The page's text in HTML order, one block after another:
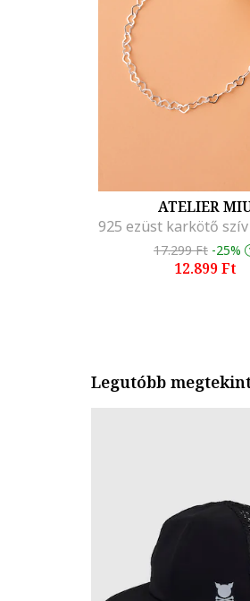
ATELIER
17.299 Ft -25%
12.899 Ft
Legutóbb